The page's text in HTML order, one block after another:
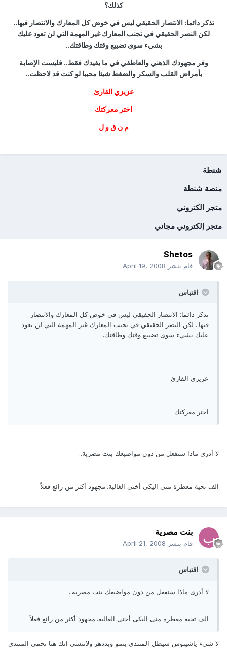
كذلك؟
تذكر دائما: الانتصار الحقيقي ليس في خوض كل المعارك والانتصار فيها..
لكن النصر الحقيقي في تجنب المعارك غير المهمة التي لن تعود عليك
بشيء سوى تضييع وقتك وطاقتك..
وفر مجهودك الذهني والعاطفي في ما يفيدك فقط.. فليست الإصابة
بأمراض القلب والسكر والضغط شيئا محببا لو كنت قد لاحظت..
عزيزي القارئ
اختر معركتك
م ن ق و ل
شنطة
منصة شنطة
متجر الكتروني
متجر إلكتروني مجاني
Shetos
قام بنشر April 19, 2008
اقتباس
تذكر دائما: الانتصار الحقيقي ليس في خوض كل المعارك والانتصار
فيها.. لكن النصر الحقيقي في تجنب المعارك غير المهمة التي لن تعود
عليك بشيء سوى تضييع وقتك وطاقتك..
عزيزي القارئ
اختر معركتك
لا أدرى ماذا سنفعل من دون مواضيعك بنت مصرية..
الف تحية معطرة منى اليكى أختى الغالية..مجهود أكثر من رائع فعلاً
بنت مصرية
قام بنشر April 21, 2008
اقتباس
لا أدرى ماذا سنفعل من دون مواضيعك بنت مصرية..
الف تحية معطرة منى اليكى أختى الغالية..مجهود أكثر من رائع فعلاً
لا شيء ياشيتوس سيظل المنتدي ينمو ويذدهر ولاتنسي انك هنا تحمي المنتدي